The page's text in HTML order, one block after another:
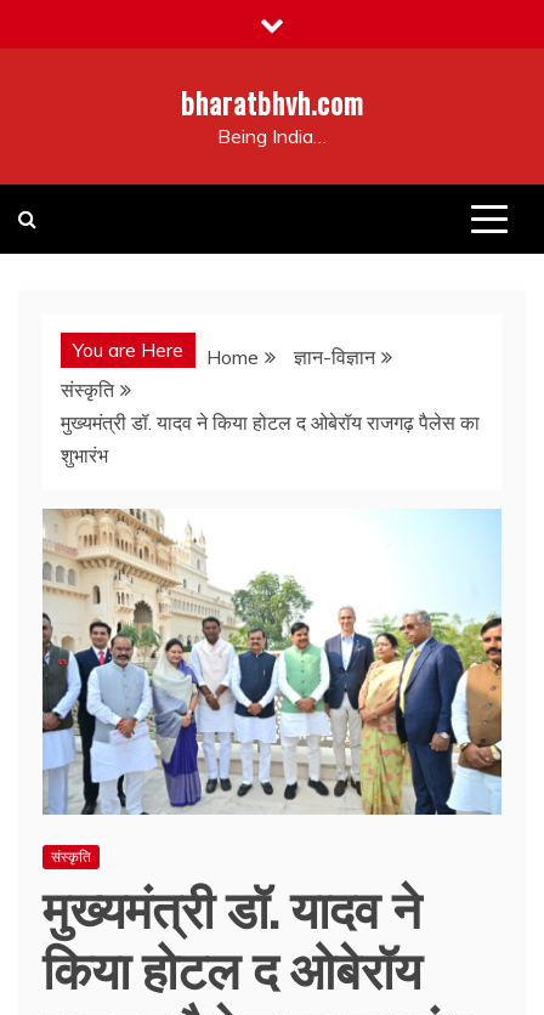
to
bharatbhvh.com
Being India…
You are Here Home
ज्ञान-विज्ञान
संस्कृति
मुख्यमंत्री डॉ. यादव ने किया होटल द ओबेरॉय राजगढ़ पैलेस का
शुभारंभ
संस्कृति
मुख्यमंत्री डॉ. यादव ने
किया होटल द ओबेरॉय